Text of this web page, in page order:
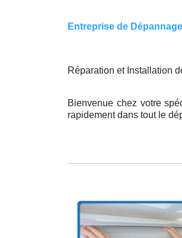
Entreprise de
Réparation et Installation
Bienvenue chez votre
rapidement dans tout le